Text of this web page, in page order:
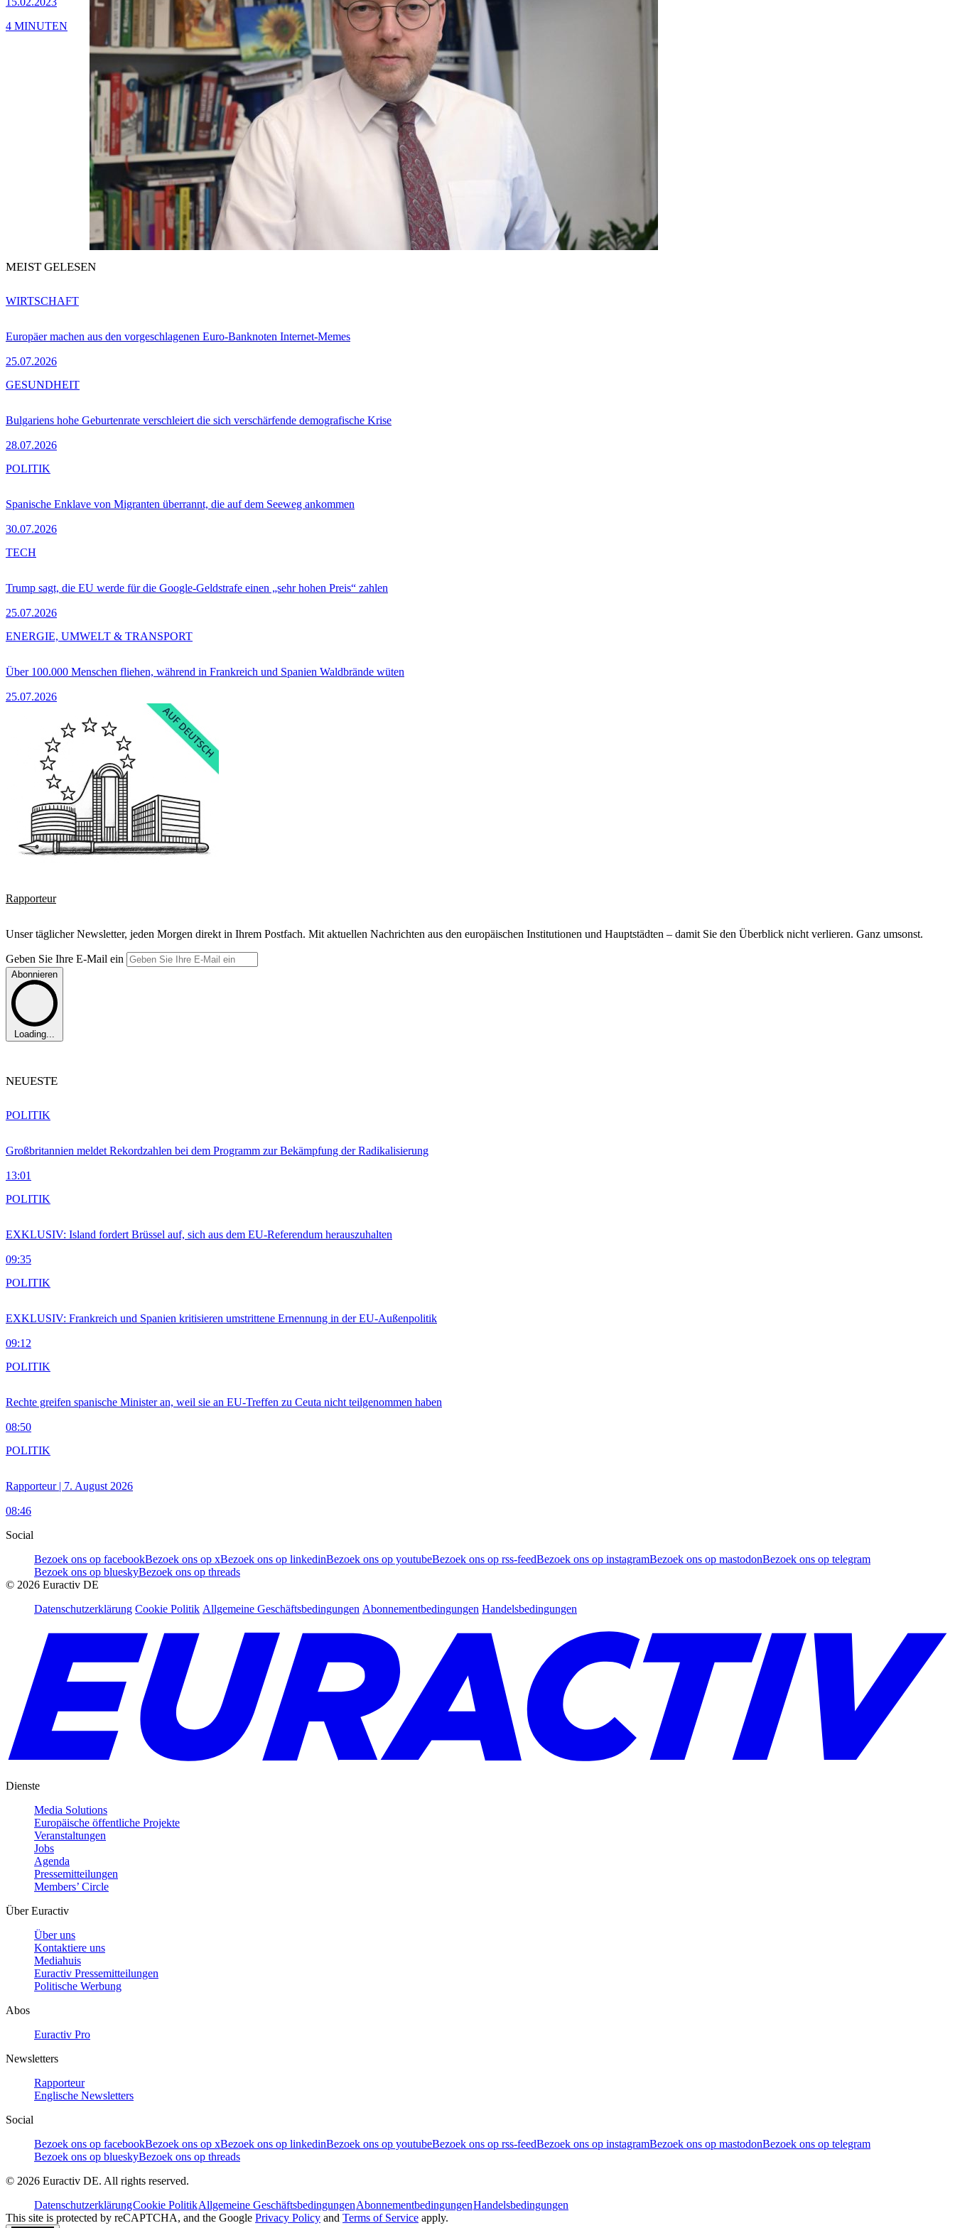
4 MINUTEN
MEIST GELESEN
Europäer machen aus den vorgeschlagenen Euro-Banknoten Internet-Memes
25.07.2026
WIRTSCHAFT
Bulgariens hohe Geburtenrate verschleiert die sich verschärfende demografische Krise
28.07.2026
GESUNDHEIT
Spanische Enklave von Migranten überrannt, die auf dem Seeweg ankommen
30.07.2026
POLITIK
Trump sagt, die EU werde für die Google-Geldstrafe einen „sehr hohen Preis“ zahlen
25.07.2026
TECH
Über 100.000 Menschen fliehen, während in Frankreich und Spanien Waldbrände wüten
25.07.2026
ENERGIE, UMWELT & TRANSPORT
Rapporteur
Unser täglicher Newsletter, jeden Morgen direkt in Ihrem Postfach. Mit aktuellen Nachrichten aus den europäischen Institutionen und Hauptstädten – damit Sie den Überblick nicht verlieren. Ganz umsonst.
Geben Sie Ihre E-Mail ein
Abonnieren
Loading...
NEUESTE
Großbritannien meldet Rekordzahlen bei dem Programm zur Bekämpfung der Radikalisierung
13:01
POLITIK
EXKLUSIV: Island fordert Brüssel auf, sich aus dem EU-Referendum herauszuhalten
09:35
POLITIK
EXKLUSIV: Frankreich und Spanien kritisieren umstrittene Ernennung in der EU-Außenpolitik
09:12
POLITIK
Rechte greifen spanische Minister an, weil sie an EU-Treffen zu Ceuta nicht teilgenommen haben
08:50
POLITIK
Rapporteur | 7. August 2026
08:46
POLITIK
Social
Bezoek ons op facebookBezoek ons op xBezoek ons op linkedinBezoek ons op youtubeBezoek ons op rss-feedBezoek ons op instagramBezoek ons op mastodonBezoek ons op telegram
Bezoek ons op blueskyBezoek ons op threads
© 2026 Euractiv DE
Datenschutzerklärung Cookie Politik Allgemeine Geschäftsbedingungen Abonnementbedingungen Handelsbedingungen
Dienste
Media Solutions
Europäische öffentliche Projekte
Veranstaltungen
Jobs
Agenda
Pressemitteilungen
Members’ Circle
Über Euractiv
Über uns
Kontaktiere uns
Mediahuis
Euractiv Pressemitteilungen
Politische Werbung
Abos
Euractiv Pro
Newsletters
Rapporteur
Englische Newsletters
Social
Bezoek ons op facebookBezoek ons op xBezoek ons op linkedinBezoek ons op youtubeBezoek ons op rss-feedBezoek ons op instagramBezoek ons op mastodonBezoek ons op telegram
Bezoek ons op blueskyBezoek ons op threads
© 2026 Euractiv DE. All rights reserved.
DatenschutzerklärungCookie PolitikAllgemeine GeschäftsbedingungenAbonnementbedingungenHandelsbedingungen
This site is protected by reCAPTCHA, and the Google Privacy Policy and Terms of Service apply.